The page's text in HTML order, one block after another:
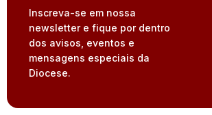
Inscreva-se em nossa
newsletter e fique por dentro
dos avisos, eventos e
mensagens especiais da
Diocese.